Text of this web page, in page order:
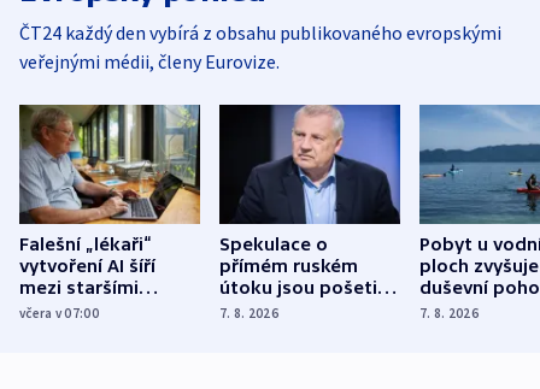
ČT24 každý den vybírá z obsahu publikovaného evropskými
veřejnými médii, členy Eurovize.
Falešní „lékaři“
vytvoření AI šíří
mezi staršími
Poláky nebezpečné
včera v 07:00
Spekulace o
přímém ruském
útoku jsou pošetilé,
míní estonský
7. 8. 2026
Pobyt u
ploch zvyšuje
duševní
ukázala
7. 8. 2026